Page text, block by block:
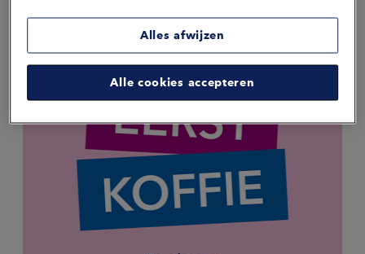
Alles afwijzen
Alle cookies accepteren